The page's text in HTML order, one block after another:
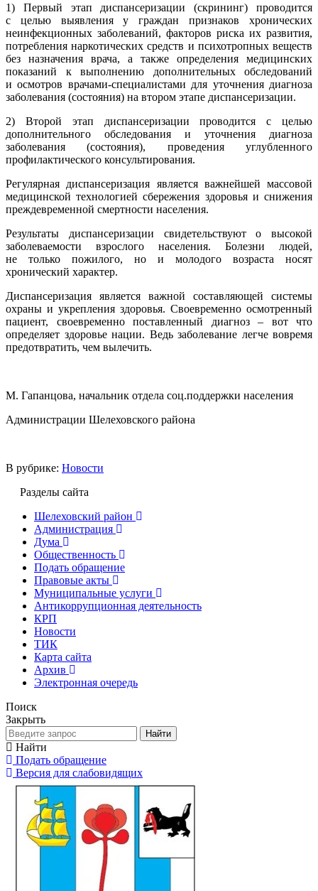
1) Первый этап диспансеризации (скрининг) проводится
с целью выявления у граждан признаков хронических
неинфекционных заболеваний, факторов риска их развития,
потребления наркотических средств и психотропных веществ
без назначения врача, а также определения медицинских
показаний к выполнению дополнительных обследований
и осмотров врачами-специалистами для уточнения диагноза
заболевания (состояния) на втором этапе диспансеризации.
2) Второй этап диспансеризации проводится с целью
дополнительного обследования и уточнения диагноза
заболевания (состояния), проведения углубленного
профилактического консультирования.
Регулярная диспансеризация является важнейшей массовой
медицинской технологией сбережения здоровья и снижения
преждевременной смертности населения.
Результаты диспансеризации свидетельствуют о высокой
заболеваемости взрослого населения. Болезни людей,
не только пожилого, но и молодого возраста носят
хронический характер.
Диспансеризация является важной составляющей системы
охраны и укрепления здоровья. Своевременно осмотренный
пациент, своевременно поставленный диагноз – вот что
определяет здоровье нации. Ведь заболевание легче вовремя
предотвратить, чем вылечить.
М. Гапанцова, начальник отдела соц.поддержки населения
Администрации Шелеховского района
В рубрике: Новости
Разделы сайта
Шелеховский район
Администрация
Дума
Общественность
Подать обращение
Правовые акты
Муниципальные услуги
Антикоррупционная деятельность
КРП
Новости
ТИК
Карта сайта
Архив
Электронная очередь
Поиск
Закрыть
Найти
Найти
Подать обращение
Версия для слабовидящих